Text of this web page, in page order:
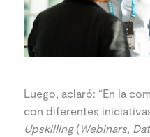
Luego, aclaró: “En la
con diferentes
Upskilling (Webinars,